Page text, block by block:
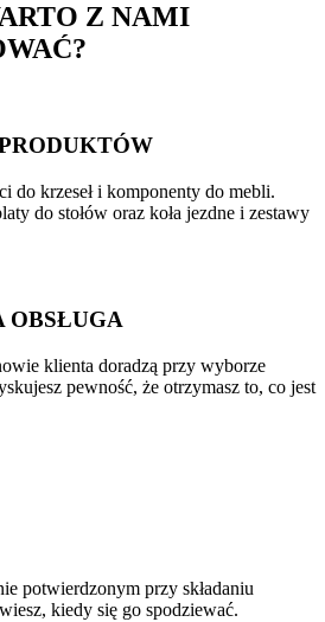
Z NAMI
do krzeseł i komponenty do mebli.
do stołów oraz koła jezdne i zestawy
OBSŁUGA
klienta doradzą przy wyborze
pewność, że otrzymasz to, co jest
potwierdzonym przy składaniu
kiedy się go spodziewać.